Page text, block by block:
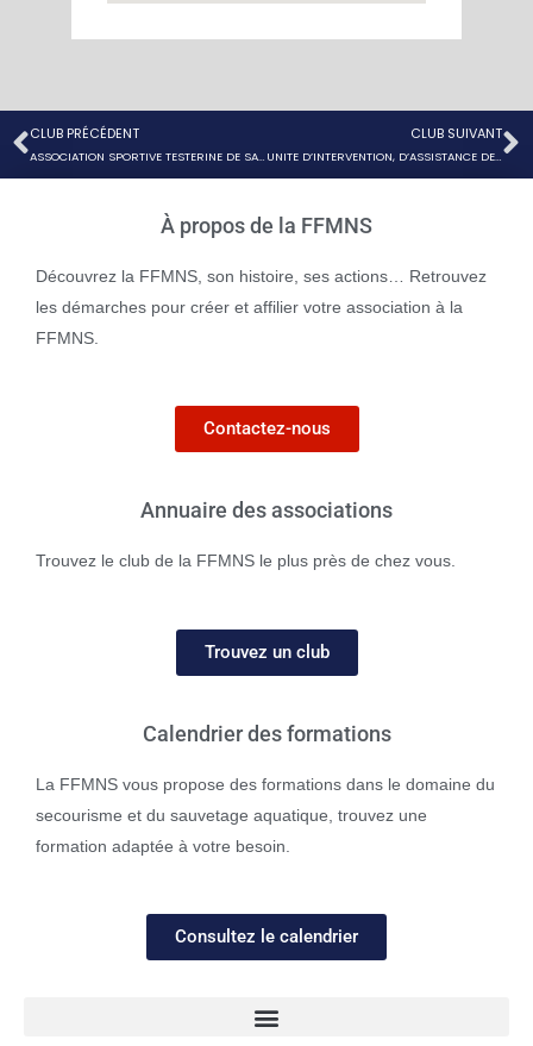
Précédent
CLUB PRÉCÉDENT
ASSOCIATION SPORTIVE TESTERINE DE SAUVETAGE ET SECOURISME
CLUB SUIVANT
UNITE D’INTERVENTION, D’ASSISTANCE DE PREMIER SECOURS ET DE SAUVETAGE
À propos de la FFMNS
Découvrez la FFMNS, son histoire, ses actions… Retrouvez
les démarches pour créer et affilier votre association à la
FFMNS.
Contactez-nous
Annuaire des associations
Trouvez le club de la FFMNS le plus près de chez vous.
Trouvez un club
Calendrier des formations
La FFMNS vous propose des formations dans le domaine du
secourisme et du sauvetage aquatique, trouvez une
formation adaptée à votre besoin.
Consultez le calendrier